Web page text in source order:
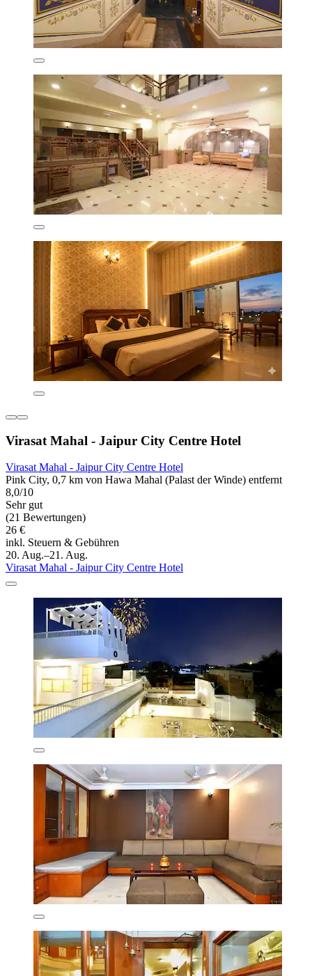
Virasat Mahal - Jaipur City Centre Hotel
Virasat Mahal - Jaipur City Centre Hotel
Pink City, 0,7 km von Hawa Mahal (Palast der Winde) entfernt
8,0/10
Sehr gut
(21 Bewertungen)
26 €
inkl. Steuern & Gebühren
20. Aug.–21. Aug.
Virasat Mahal - Jaipur City Centre Hotel